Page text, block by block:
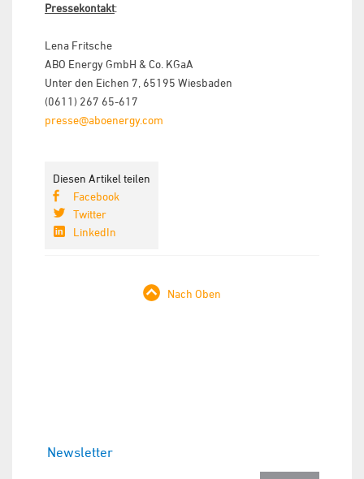
Pressekontakt:
Lena Fritsche
ABO Energy GmbH & Co. KGaA
Unter den Eichen 7, 65195 Wiesbaden
(0611) 267 65-617
presse@aboenergy.com
Diesen Artikel teilen
Facebook
Twitter
LinkedIn
Nach Oben
Newsletter